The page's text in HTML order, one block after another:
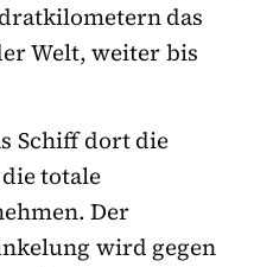
das
Welt, weiter bis
Schiff dort die
totale
Der
wird gegen